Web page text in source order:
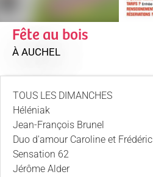
Fête au bois
À AUCHEL
TOUS LES DIMANCHES
Héléniak
Jean-François Brunel
Duo d'amour Caroline et Frédéric
Sensation 62
Jérôme Alder